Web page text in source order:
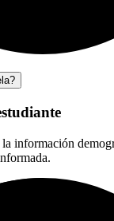
información